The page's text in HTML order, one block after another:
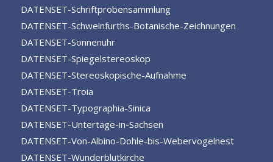
DATENSET-Schriftprobensammlung
DATENSET-Schweinfurths-Botanische-Zeichnungen
DATENSET-Sonnenuhr
DATENSET-Spiegelstereoskop
DATENSET-Stereoskopische-Aufnahme
DATENSET-Troia
DATENSET-Typographia-Sinica
DATENSET-Untertage-in-Sachsen
DATENSET-Von-Albino-Dohle-bis-Webervogelnest
DATENSET-Wunderblutkirche